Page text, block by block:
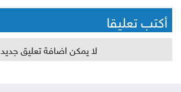
أكتب تعليقا
لا يمكن اضافة تعليق جديد